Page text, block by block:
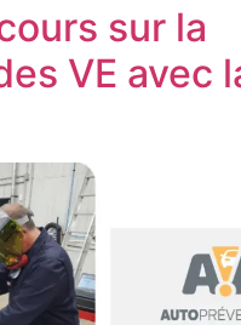
sur la
VE avec